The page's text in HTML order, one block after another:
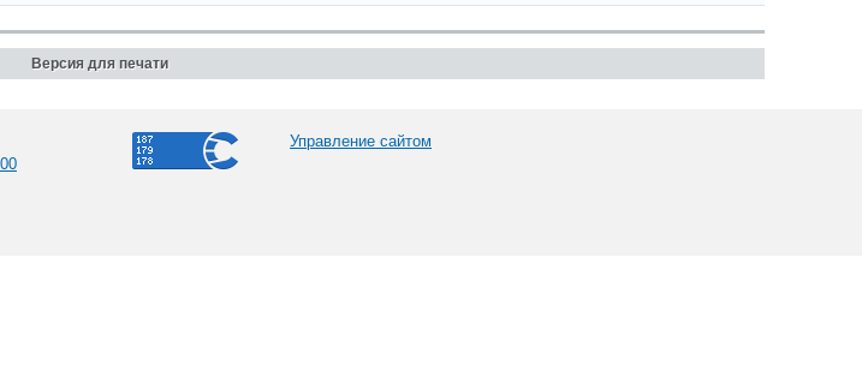
Версия для печати
Управление сайтом